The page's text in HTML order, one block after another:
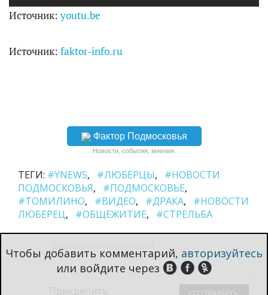
Источник:youtu.be
Источник: faktor-info.ru
Фактор Подмосковья
Новости, события, мнения.
ТЕГИ: #YNEWS #ЛЮБЕРЦЫ
#НОВОСТИ
ПОДМОСКОВЬЯ
#ПОДМОСКОВЬЕ
#ТОМИЛИНО
#ВИДЕО #ДРАКА
#НОВОСТИ
ЛЮБЕРЕЦ
#ОБЩЕЖИТИЕ #СТРЕЛЬБА
Чтобы добавить комментарий, авторизуйтесь
или войдите через